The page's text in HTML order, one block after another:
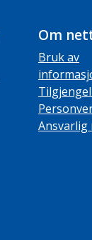
Om
Bruk av